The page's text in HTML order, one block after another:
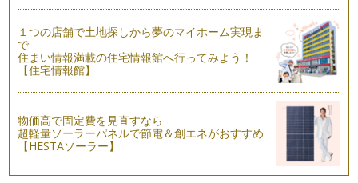
１つの店舗で土地探しから夢のマイホーム実現ま
で
住まい情報満載の住宅情報館へ行ってみよう！
【住宅情報館】
物価高で固定費を見直すなら
超軽量ソーラーパネルで節電＆創エネがおすすめ
【HESTAソーラー】